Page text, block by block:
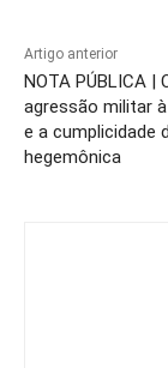
Artigo anterior
NOTA PÚBLICA |
agressão militar
e a cumplicidade
hegemônica